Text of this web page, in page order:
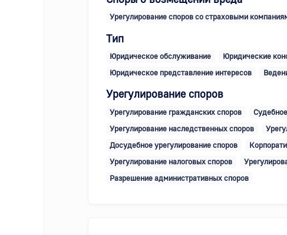
Урегулирование споров со страховыми
Тип
Юридическое обслуживание Юридические
Юридическое представление интересов
Урегулирование споров
Урегулирование гражданских споров
Урегулирование наследственных споров
Досудебное урегулирование споров
Урегулирование налоговых споров
Разрешение административных споров